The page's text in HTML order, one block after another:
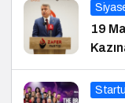
19